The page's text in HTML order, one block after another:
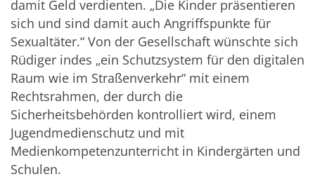
damit Geld verdienten. „Die Kinder präsentieren
sich und sind damit auch Angriffspunkte für
Sexualtäter.“ Von der Gesellschaft wünschte sich
Rüdiger indes „ein Schutzsystem für den digitalen
Raum wie im Straßenverkehr“ mit einem
Rechtsrahmen, der durch die
Sicherheitsbehörden kontrolliert wird, einem
Jugendmedienschutz und mit
Medienkompetenzunterricht in Kindergärten und
Schulen.